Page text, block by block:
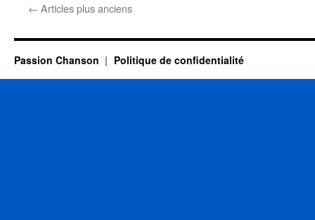
Louis
← Articles plus anciens
Passion Chanson Politique de confidentialité